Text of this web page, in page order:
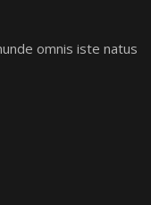
omnis iste natus